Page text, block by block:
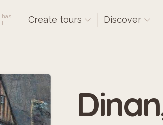
has
Create tours Discover